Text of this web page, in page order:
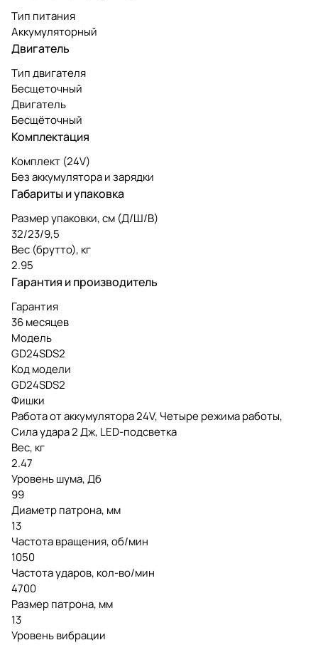
Тип питания
Аккумуляторный
Двигатель
Тип двигателя
Бесщеточный
Двигатель
Бесщёточный
Комплектация
Комплект (24V)
Без аккумулятора и зарядки
Габариты и упаковка
Размер упаковки, см (Д/Ш/В)
32/23/9,5
Вес (брутто), кг
2.95
Гарантия и производитель
Гарантия
36 месяцев
Модель
GD24SDS2
Код модели
GD24SDS2
Фишки
Работа от аккумулятора 24V, Четыре режима работы,
Сила удара 2 Дж, LED-подсветка
Вес, кг
2.47
Уровень шума, Дб
99
Диаметр патрона, мм
13
Частота вращения, об/мин
1050
Частота ударов, кол-во/мин
4700
Размер патрона, мм
13
Уровень вибрации